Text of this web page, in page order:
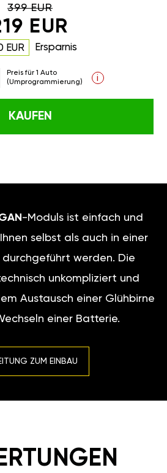
399 EUR
EUR
EUR Ersparnis
Preis für 1 Auto
(Umprogrammierung)
i
KAUFEN
-Moduls ist einfach und
selbst als auch in einer
werden. Die
unkompliziert und
Austausch einer Glühbirne
einer Batterie.
ZUM EINBAU